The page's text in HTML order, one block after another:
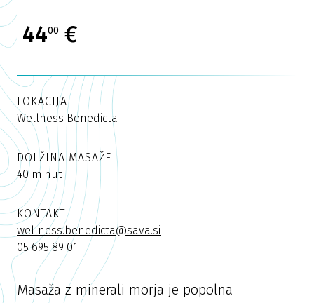
4400 €
LOKACIJA
Wellness Benedicta
DOLŽINA MASAŽE
40 minut
KONTAKT
wellness.benedicta@sava.si
05 695 89 01
Masaža z minerali morja je popolna